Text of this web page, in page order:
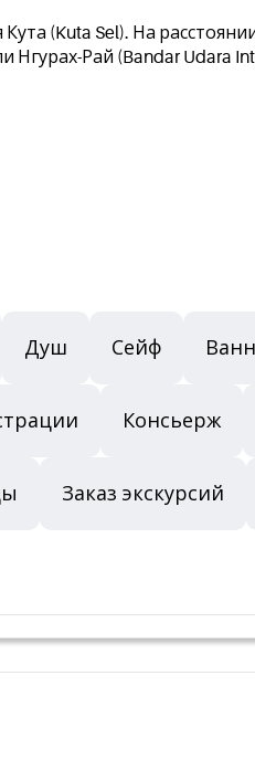
(Kuta Sel). На
Рай (Bandar Udara
Душ Сейф
Консьерж
Заказ экскурсий